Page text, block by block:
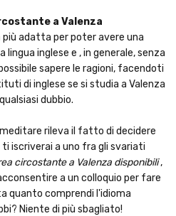
a Valenza
più adatta per poter avere una
inglese e , in generale, senza
sapere le ragioni, facendoti
di inglese se si studia a Valenza
dubbio.
rileva il fatto di decidere
iscriverai a uno fra gli svariati
circostante a Valenza disponibili,
a un colloquio per fare
quanto comprendi l'idioma
Niente di più sbagliato!